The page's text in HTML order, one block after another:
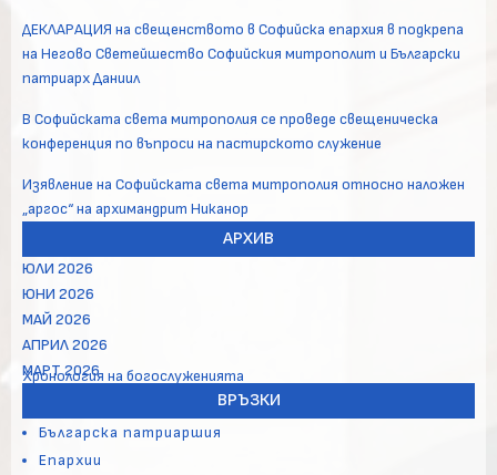
ДЕКЛАРАЦИЯ на свещенството в Софийска епархия в подкрепа
на Негово Светейшество Софийския митрополит и Български
патриарх Даниил
В Софийската света митрополия се проведе свещеническа
конференция по въпроси на пастирското служение
Изявление на Софийската света митрополия относно наложен
„аргос“ на архимандрит Никанор
АРХИВ
ЮЛИ 2026
ЮНИ 2026
МАЙ 2026
АПРИЛ 2026
МАРТ 2026
Хронология на богослуженията
ВРЪЗКИ
Българска патриаршия
Епархии